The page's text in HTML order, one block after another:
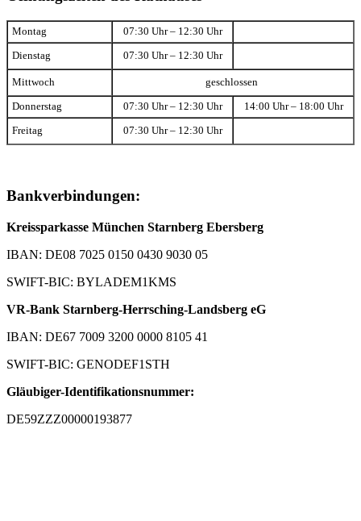
Montag 07:30 Uhr – 12:30 Uhr
Dienstag 07:30 Uhr – 12:30 Uhr
Mittwoch geschlossen
Donnerstag 07:30 Uhr – 12:30 Uhr 14:00 Uhr – 18:00 Uhr
Freitag 07:30 Uhr – 12:30 Uhr
Bankverbindungen:
Kreissparkasse München Starnberg Ebersberg
IBAN: DE08 7025 0150 0430 9030 05
SWIFT-BIC: BYLADEM1KMS
VR-Bank Starnberg-Herrsching-Landsberg eG
IBAN: DE67 7009 3200 0000 8105 41
SWIFT-BIC: GENODEF1STH
Gläubiger-Identifikationsnummer:
DE59ZZZ00000193877